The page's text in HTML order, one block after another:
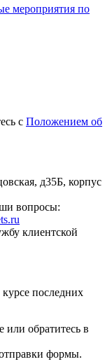
мероприятия по
с Положением об
д35Б, корпус
вопросы:
клиентской
последних
или обратитесь в
формы.